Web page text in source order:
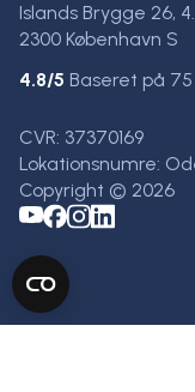
Islands Brygge 26,
2300 København S
4.8/5 Baseret på 75
CVR: 37370169
Lokationsnumre:
Copyright © 2026